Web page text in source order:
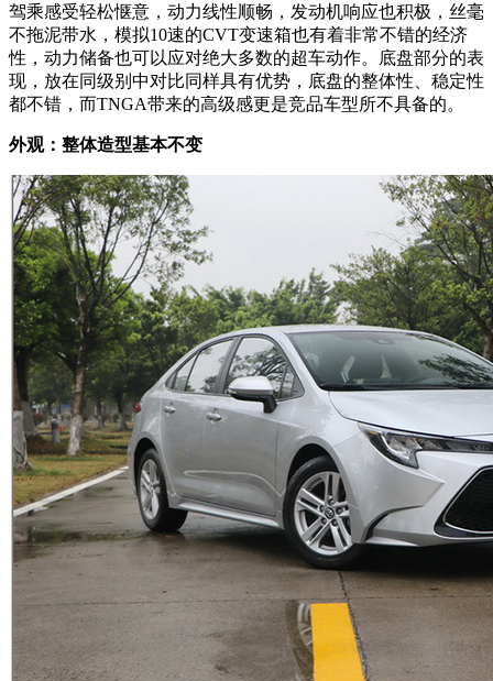
驾乘感受轻松惬意，动力线性顺畅，发动机响应也积极，丝毫
不拖泥带水，模拟10速的CVT变速箱也有着非常不错的经济
性，动力储备也可以应对绝大多数的超车动作。底盘部分的表
现，放在同级别中对比同样具有优势，底盘的整体性、稳定性
都不错，而TNGA带来的高级感更是竞品车型所不具备的。
外观：整体造型基本不变